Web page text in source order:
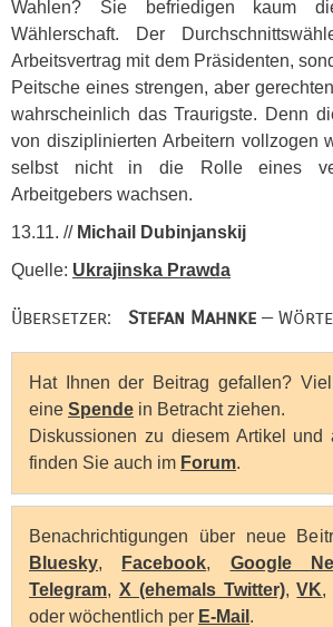
Wahlen? Sie befriedigen kaum
Wählerschaft. Der
Arbeitsvertrag mit dem Präsidenten,
Peitsche eines strengen, aber
wahrscheinlich das Traurigste. Denn
von disziplinierten Arbeitern vollzogen
selbst nicht in die Rolle eines
Arbeitgebers wachsen.
13.11. // Michail Dubinjanskij
Quelle: Ukrajinska Prawda
Übersetzer: Stefan Mahnke —
Hat Ihnen der Beitrag gefallen?
eine Spende in Betracht ziehen.
Diskussionen zu diesem Artikel und
finden Sie auch im Forum.
Benachrichtigungen über neue
Bluesky, Facebook, Google
Telegram, X (ehemals Twitter),VK,
oder wöchentlich per E-Mail .